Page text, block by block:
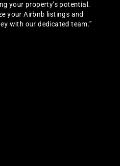
your property’s potential.
your Airbnb listings and
with our dedicated team.”